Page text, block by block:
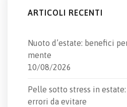
ARTICOLI RECENTI
Nuoto d’estate: benefici
mente
10/08/2026
Pelle sotto stress in
errori da evitare